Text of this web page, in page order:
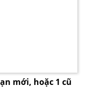
mới, hoặc 1 cũ